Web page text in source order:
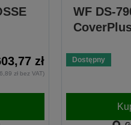
zł
zł bez VAT)
WF DS-
Dostępny